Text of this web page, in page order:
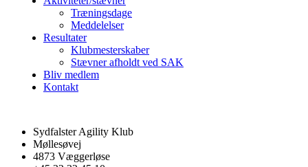
Træningsdage
Meddelelser
Resultater
Klubmesterskaber
Stævner afholdt ved SAK
Bliv medlem
Kontakt
Sydfalster Agility Klub
Møllesøvej
4873 Væggerløse